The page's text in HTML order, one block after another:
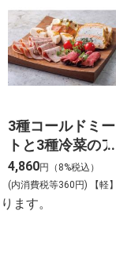
3種コールドミー
トと3種冷菜のア
ソート_【Y-5】
4,860円（8%税込）
(内消費税等360円) 【軽】
ます。